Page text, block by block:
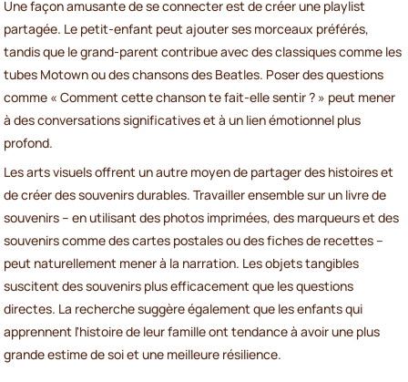
Une façon amusante de se connecter est de créer une playlist
partagée. Le petit-enfant peut ajouter ses morceaux préférés,
tandis que le grand-parent contribue avec des classiques comme les
tubes Motown ou des chansons des Beatles. Poser des questions
comme « Comment cette chanson te fait-elle sentir ? » peut mener
à des conversations significatives et à un lien émotionnel plus
profond.
Les arts visuels offrent un autre moyen de partager des histoires et
de créer des souvenirs durables. Travailler ensemble sur un livre de
souvenirs – en utilisant des photos imprimées, des marqueurs et des
souvenirs comme des cartes postales ou des fiches de recettes –
peut naturellement mener à la narration. Les objets tangibles
suscitent des souvenirs plus efficacement que les questions
directes. La recherche suggère également que les enfants qui
apprennent l'histoire de leur famille ont tendance à avoir une plus
grande estime de soi et une meilleure résilience.